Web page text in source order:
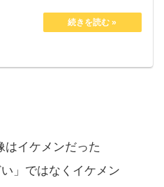
はイケメンだった
」ではなくイケメン